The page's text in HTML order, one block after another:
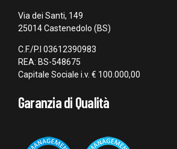
Via dei Santi, 149
25014 Castenedolo (BS)
C.F./P.I 03612390983
REA: BS-548675
Capitale Sociale i.v. € 100.000,00
Garanzia di Qualità